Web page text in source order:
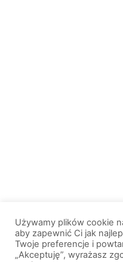
Używamy plików cookie
aby zapewnić Ci jak
Twoje preferencje i
„Akceptuję”, wyrażasz